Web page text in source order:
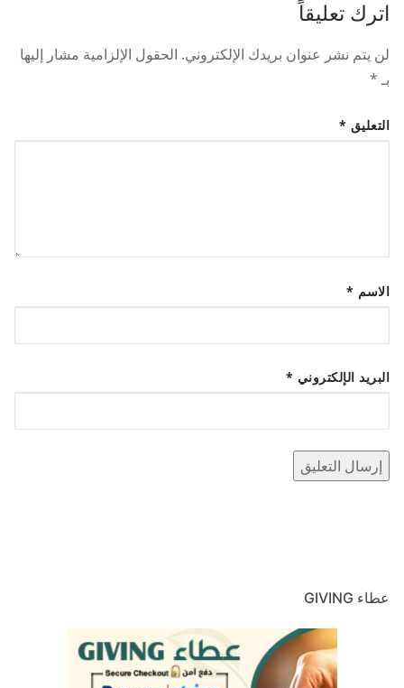
اترك تعليقاً
لن يتم نشر عنوان بريدك الإلكتروني. الحقول الإلزامية مشار إليها
بـ*
التعليق *
الاسم *
البريد الإلكتروني *
عطاء GIVING